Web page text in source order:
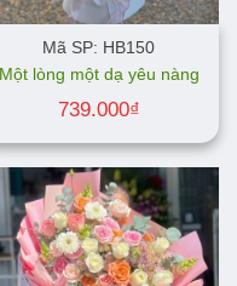
Mã SP: HB150
Một lòng một dạ yêu nàng
739.000₫